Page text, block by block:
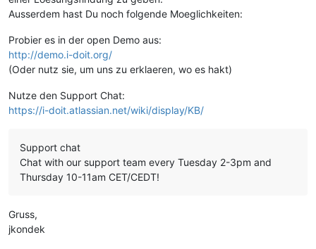
Ausserdem hast Du noch folgende Moeglichkeiten:
Probier es in der open Demo aus:
http://demo.i-doit.org/
(Oder nutz sie, um uns zu erklaeren, wo es hakt)
Nutze den Support Chat:
https://i-doit.atlassian.net/wiki/display/KB/
Support chat
Chat with our support team every Tuesday 2-3pm and
Thursday 10-11am CET/CEDT!
Gruss,
jkondek